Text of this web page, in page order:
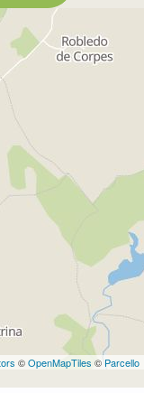
©OpenMapTiles © Parcello